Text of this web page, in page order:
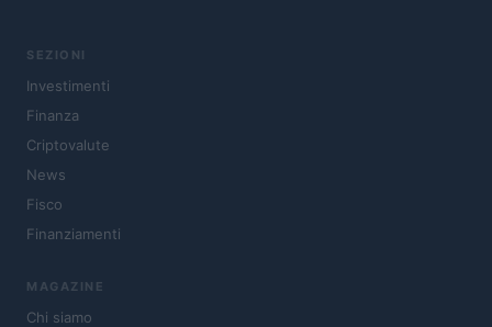
SEZIONI
Investimenti
Finanza
Criptovalute
News
Fisco
Finanziamenti
MAGAZINE
Chi siamo